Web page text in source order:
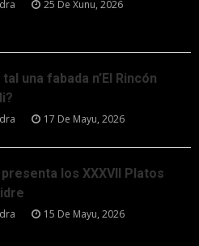
25 De Xunu, 2026
tal una fabada n’El Rincón
17 De Mayu, 2026
presenta los XXXVII Platos
15 De Mayu, 2026